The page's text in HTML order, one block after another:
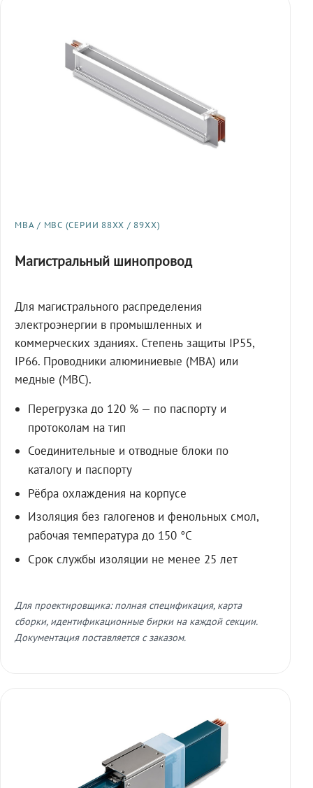
МВА / МВС (СЕРИИ 88XX / 89XX)
Магистральный шинопровод
Для магистрального распределения
электроэнергии в промышленных и
коммерческих зданиях. Степень защиты IP55,
IP66. Проводники алюминиевые (МВА) или
медные (МВС).
Перегрузка до 120 % — по паспорту и
протоколам на тип
Соединительные и отводные блоки по
каталогу и паспорту
Рёбра охлаждения на корпусе
Изоляция без галогенов и фенольных смол,
рабочая температура до 150 °C
Срок службы изоляции не менее 25 лет
Для проектировщика: полная спецификация, карта
сборки, идентификационные бирки на каждой секции.
Документация поставляется с заказом.